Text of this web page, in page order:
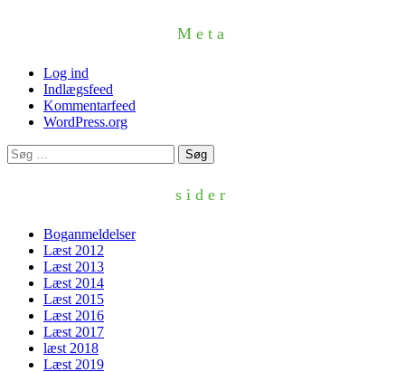
Meta
Log ind
Indlægsfeed
Kommentarfeed
WordPress.org
Søg
efter:
sider
Boganmeldelser
Læst 2012
Læst 2013
Læst 2014
Læst 2015
Læst 2016
Læst 2017
læst 2018
Læst 2019